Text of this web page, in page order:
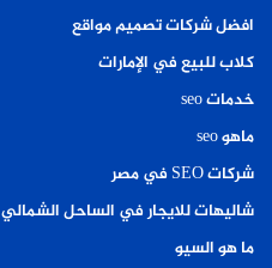
افضل شركات تصميم مواقع
كلاب للبيع في الإمارات
خدمات seo
ماهو seo
شركات SEO في مصر
شاليهات للايجار في الساحل الشمالي
ما هو السيو